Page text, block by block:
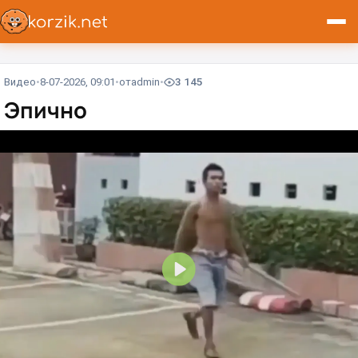
Видео 8-07-2026, 09:01 отadmin 3 145
Эпично⁠⁠
В
о
с